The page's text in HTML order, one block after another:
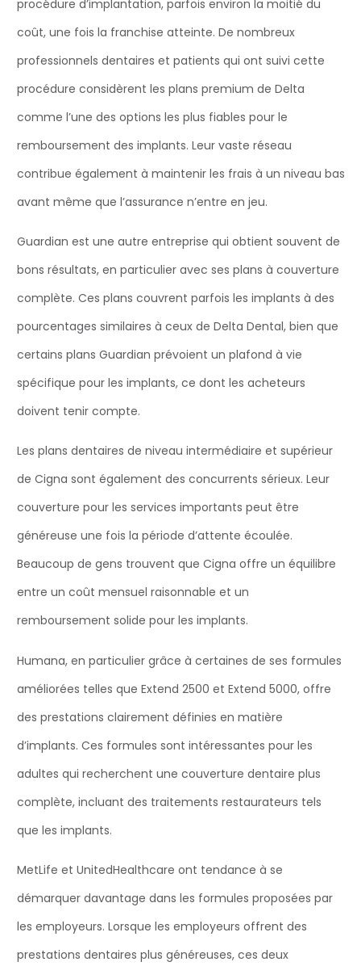
procédure d’implantation, parfois environ la moitié du
coût, une fois la franchise atteinte. De nombreux
professionnels dentaires et patients qui ont suivi cette
procédure considèrent les plans premium de Delta
comme l’une des options les plus fiables pour le
remboursement des implants. Leur vaste réseau
contribue également à maintenir les frais à un niveau bas
avant même que l’assurance n’entre en jeu.
Guardian est une autre entreprise qui obtient souvent de
bons résultats, en particulier avec ses plans à couverture
complète. Ces plans couvrent parfois les implants à des
pourcentages similaires à ceux de Delta Dental, bien que
certains plans Guardian prévoient un plafond à vie
spécifique pour les implants, ce dont les acheteurs
doivent tenir compte.
Les plans dentaires de niveau intermédiaire et supérieur
de Cigna sont également des concurrents sérieux. Leur
couverture pour les services importants peut être
généreuse une fois la période d’attente écoulée.
Beaucoup de gens trouvent que Cigna offre un équilibre
entre un coût mensuel raisonnable et un
remboursement solide pour les implants.
Humana, en particulier grâce à certaines de ses formules
améliorées telles que Extend 2500 et Extend 5000, offre
des prestations clairement définies en matière
d’implants. Ces formules sont intéressantes pour les
adultes qui recherchent une couverture dentaire plus
complète, incluant des traitements restaurateurs tels
que les implants.
MetLife et UnitedHealthcare ont tendance à se
démarquer davantage dans les formules proposées par
les employeurs. Lorsque les employeurs offrent des
prestations dentaires plus généreuses, ces deux